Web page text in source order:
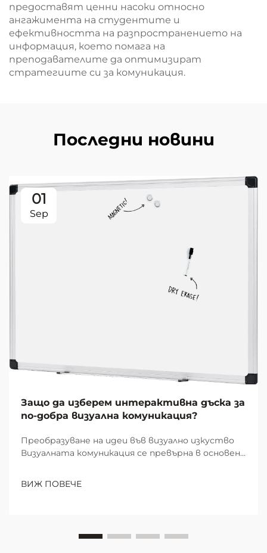
предоставят ценни насоки относно
ангажимента на студентите и
ефективността на разпространението на
информация, което помага на
преподавателите да оптимизират
стратегиите си за комуникация.
Последни новини
01
Sep
Защо да изберем интерактивна дъска за
по-добра визуална комуникация?
Преобразуване на идеи във визуално изкуство
Визуалната комуникация се превърна в основен
образователни среди. В центъра на тази
ВИЖ ПОВЕЧЕ